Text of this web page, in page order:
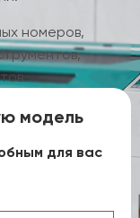
номеров,
модель
для вас